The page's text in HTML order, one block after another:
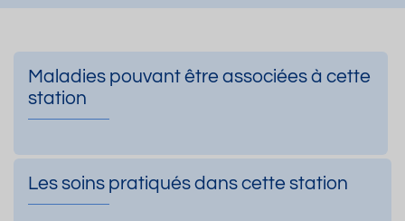
Maladies pouvant être associées à cette
station
Les soins pratiqués dans cette station